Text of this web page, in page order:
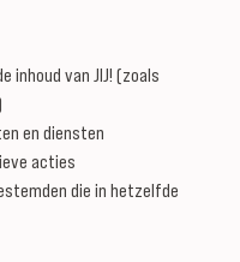
inhoud van JIJ! (zoals
en diensten
acties
die in hetzelfde